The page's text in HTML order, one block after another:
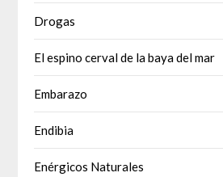
Drogas
El espino cerval de la baya del mar
Embarazo
Endibia
Enérgicos Naturales